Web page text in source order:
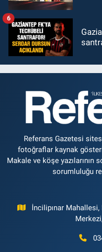
6
Referans Gazetesi
fotoğraflar kaynak
Makale ve köşe yazılarının
sorumluluğu
İncilipınar Mahallesi,